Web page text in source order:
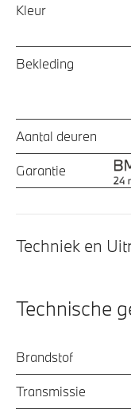
Kleur
Bekleding
Aantal deuren
Garantie
Techniek en
Technische
Brandstof
Transmissie